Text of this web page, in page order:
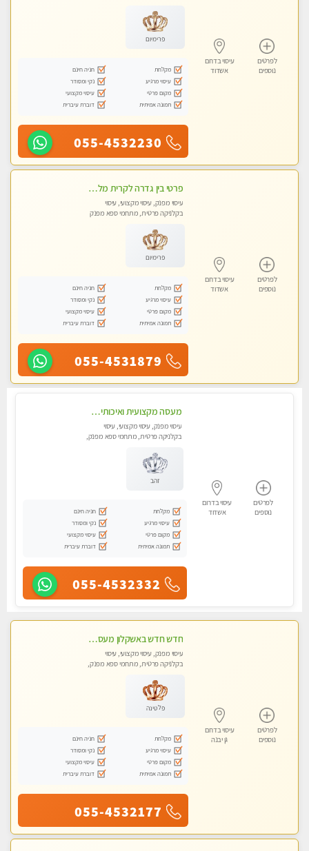
לפרטים
נוספים
עיסוי בדרום
אשדוד
פרימיום
מקלחת
חניה חינם
עיסוי מרגיע
נקי ומסודר
מקום פרטי
עיסוי מקצועי
תמונה אמיתית
דוברת עיברית
055-4532230
לפרטים
נוספים
עיסוי בדרום
אשדוד
פרטי בין גדרה לקרית מלאכי VIP-מומלץ לחלוטין! פרטי! ​​​​​​ ללא מין! Highly recommended
עיסוי מפנק, עיסוי מקצועי, עיסוי
בקלניקה פרטית, מתחמי ספא מפנק
פרימיום
מקלחת
חניה חינם
עיסוי מרגיע
נקי ומסודר
מקום פרטי
עיסוי מקצועי
תמונה אמיתית
דוברת עיברית
055-4531879
לפרטים
נוספים
עיסוי בדרום
אשדוד
מעסה מקצועית ואיכותית לעיסוי מרגיע ומפנק VIP-מומלץ לחלוטין! פרטי! ​​​​​​ Highly recommended
עיסוי מפנק, עיסוי מקצועי, עיסוי
בקלניקה פרטית, מתחמי ספא מפנק,
זהב
מקלחת
חניה חינם
עיסוי מרגיע
נקי ומסודר
מקום פרטי
עיסוי מקצועי
תמונה אמיתית
דוברת עיברית
055-4532332
לפרטים
נוספים
עיסוי בדרום
גן יבנה
חדש חדש באשקלון מעסה מקצועית ומפנקת במיוחד פרטי !
עיסוי מפנק, עיסוי מקצועי, עיסוי
בקלניקה פרטית, מתחמי ספא מפנק,
פלטינה
מקלחת
חניה חינם
עיסוי מרגיע
נקי ומסודר
מקום פרטי
עיסוי מקצועי
תמונה אמיתית
דוברת עיברית
055-4532177